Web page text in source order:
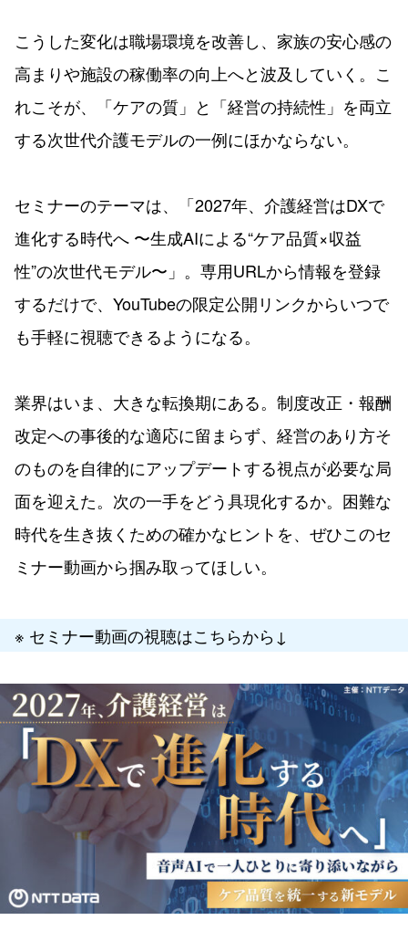
こうした変化は職場環境を改善し、家族の安心感の
高まりや施設の稼働率の向上へと波及していく。こ
れこそが、「ケアの質」と「経営の持続性」を両立
する次世代介護モデルの一例にほかならない。
セミナーのテーマは、「2027年、介護経営はDXで
進化する時代へ 〜生成AIによる“ケア品質×収益
性”の次世代モデル〜」。専用URLから情報を登録
するだけで、YouTubeの限定公開リンクからいつで
も手軽に視聴できるようになる。
業界はいま、大きな転換期にある。制度改正・報酬
改定への事後的な適応に留まらず、経営のあり方そ
のものを自律的にアップデートする視点が必要な局
面を迎えた。次の一手をどう具現化するか。困難な
時代を生き抜くための確かなヒントを、ぜひこのセ
ミナー動画から掴み取ってほしい。
※ セミナー動画の視聴はこちらから↓